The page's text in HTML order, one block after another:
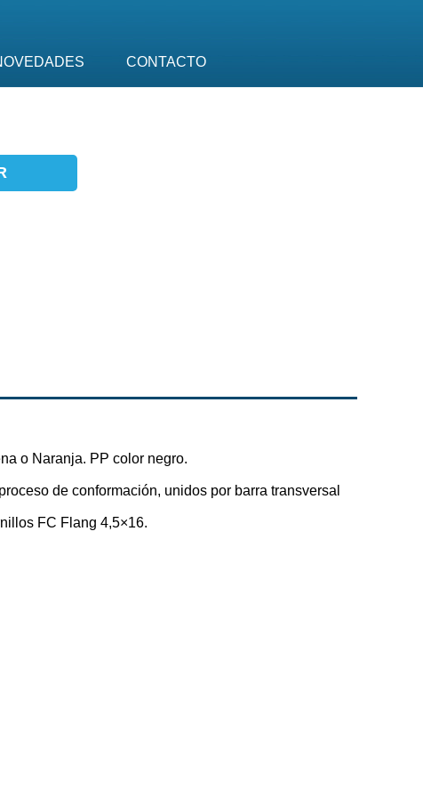
CONTACTO
o Naranja. PP color negro.
de conformación, unidos por barra transversal
FC Flang 4,5×16.